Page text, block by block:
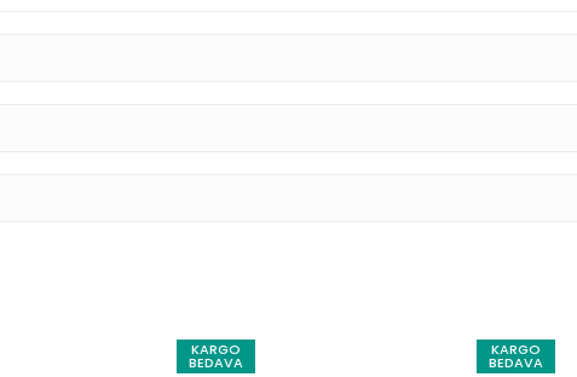
KARGO
BEDAVA
KARGO
BEDAVA